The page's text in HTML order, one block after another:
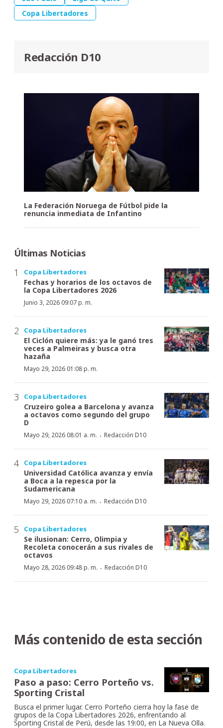
Copa Libertadores
Redacción D10
La Federación Noruega de Fútbol pide la
renuncia inmediata de Infantino
Últimas Noticias
Copa Libertadores
Fechas y horarios de los octavos de
la Copa Libertadores 2026
Junio 3, 2026 09:07 p. m.
Copa Libertadores
El Ciclón quiere más: ya le ganó tres
veces a Palmeiras y busca otra
hazaña
Mayo 29, 2026 01:08 p. m.
Copa Libertadores
Cruzeiro golea a Barcelona y avanza
a octavos como segundo del grupo
D
Mayo 29, 2026 08:01 a. m. · Redacción D10
Copa Libertadores
Universidad Católica avanza y envía
a Boca a la repesca por la
Sudamericana
Mayo 29, 2026 07:10 a. m. · Redacción D10
Copa Libertadores
Se ilusionan: Cerro, Olimpia y
Recoleta conocerán a sus rivales de
octavos
Mayo 28, 2026 09:48 p. m. · Redacción D10
Más contenido de esta sección
Copa Libertadores
Paso a paso: Cerro Porteño vs.
Sporting Cristal
Busca el primer lugar. Cerro Porteño cierra hoy la fase de
grupos de la Copa Libertadores 2026, enfrentando al
Sporting Cristal de Perú, desde las 19:00, en La Nueva Olla.